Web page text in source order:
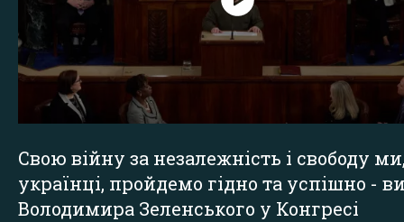
Свою війну за незалежність і свободу
українці, пройдемо гідно та успішно -
Володимира Зеленського у Конгресі